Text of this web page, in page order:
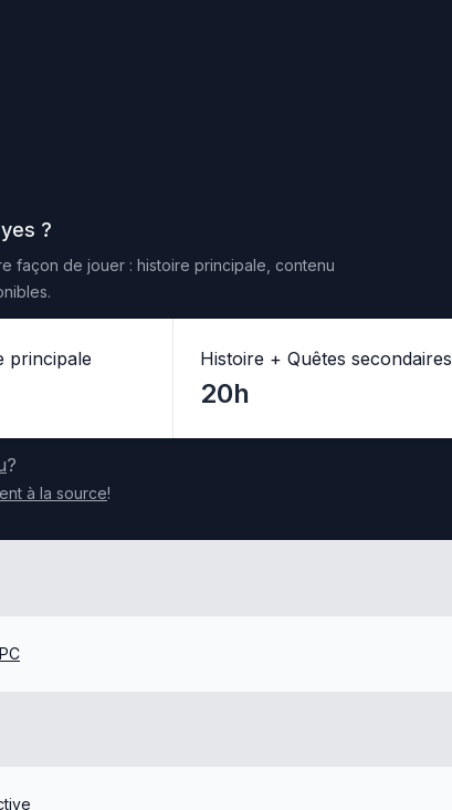
?
façon de jouer : histoire principale, contenu
principale Histoire + Quêtes secondaires
20h
?
à la source!
PC